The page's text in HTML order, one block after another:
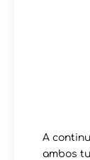
A
ambos